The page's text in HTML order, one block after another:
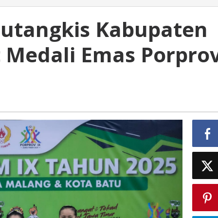
Kabupaten
Emas